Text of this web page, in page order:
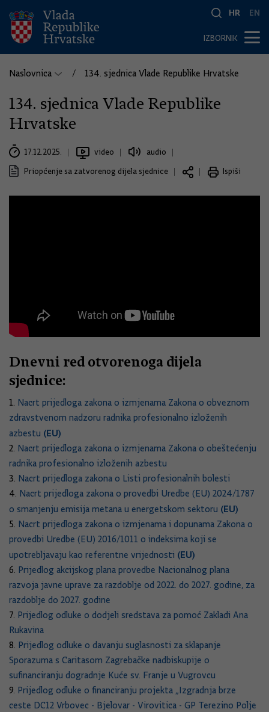
HR EN
IZBORNIK
Naslovnica 134. sjednica Vlade Republike Hrvatske
134. sjednica Vlade Republike
Hrvatske
17.12.2025. video
audio
Priopćenje sa zatvorenog dijela sjednice
Ispiši
Dnevni red otvorenoga dijela
sjednice:
1. Nacrt prijedloga zakona o izmjenama Zakona o obveznom
zdravstvenom nadzoru radnika profesionalno izloženih
azbestu (EU)
2. Nacrt prijedloga zakona o izmjenama Zakona o obeštećenju
radnika profesionalno izloženih azbestu
3. Nacrt prijedloga zakona o Listi profesionalnih bolesti
4. Nacrt prijedloga zakona o provedbi Uredbe (EU) 2024/1787
o smanjenju emisija metana u energetskom sektoru (EU)
5. Nacrt prijedloga zakona o izmjenama i dopunama Zakona o
provedbi Uredbe (EU) 2016/1011 o indeksima koji se
upotrebljavaju kao referentne vrijednosti (EU)
6. Prijedlog akcijskog plana provedbe Nacionalnog plana
razvoja javne uprave za razdoblje od 2022. do 2027. godine, za
razdoblje do 2027. godine
7. Prijedlog odluke o dodjeli sredstava za pomoć Zakladi Ana
Rukavina
8. Prijedlog odluke o davanju suglasnosti za sklapanje
Sporazuma s Caritasom Zagrebačke nadbiskupije o
sufinanciranju dogradnje Kuće sv. Franje u Vugrovcu
9. Prijedlog odluke o financiranju projekta „Izgradnja brze
ceste DC12 Vrbovec - Bjelovar - Virovitica - GP Terezino Polje